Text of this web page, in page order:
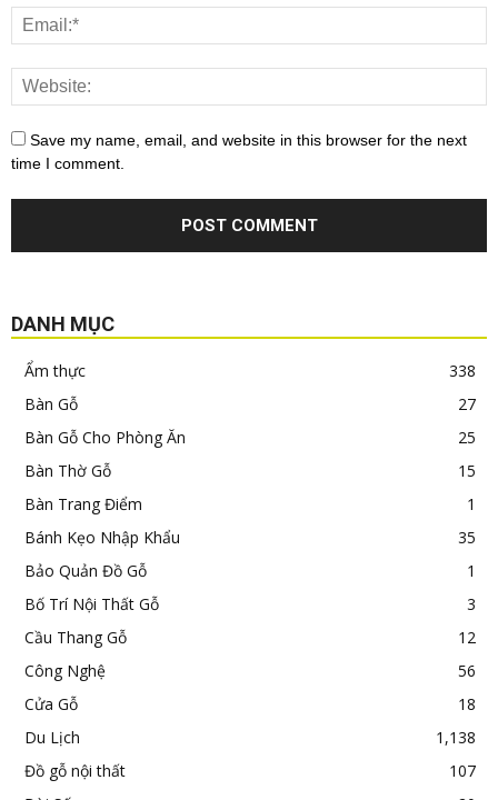
Save my name, email, and website in this browser for the next
time I comment.
DANH MỤC
Ẩm thực
338
Bàn Gỗ
27
Bàn Gỗ Cho Phòng Ăn
25
Bàn Thờ Gỗ
15
Bàn Trang Điểm
1
Bánh Kẹo Nhập Khẩu
35
Bảo Quản Đồ Gỗ
1
Bố Trí Nội Thất Gỗ
3
Cầu Thang Gỗ
12
Công Nghệ
56
Cửa Gỗ
18
Du Lịch
1,138
Đồ gỗ nội thất
107